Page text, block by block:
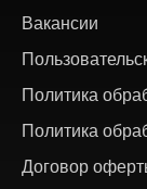
Вакансии
Политика
Политика
Договор